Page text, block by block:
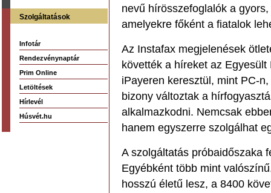
Szolgáltatások
Infotár
Rendezvénynaptár
Prim Online
Letöltések
Hírlevél
Húsvét.hu
nevű hírösszefoglalók a
amelyekre főként a fiatalok
Az Instafax megjelenések
követték a híreket az
iPayeren keresztül, mint PC-
bizony változtak a
alkalmazkodni. Nemcsak
hanem egyszerre szolgálhat
A szolgáltatás próbaidőszaka
Egyébként több mint
hosszú életű lesz, a 8400